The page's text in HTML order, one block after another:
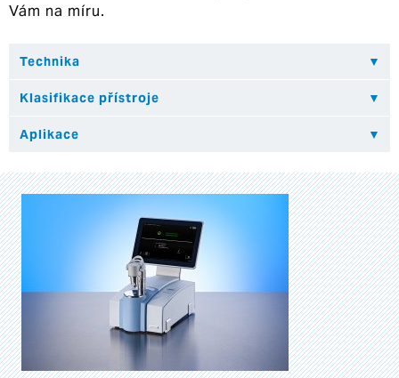
Vám na míru.